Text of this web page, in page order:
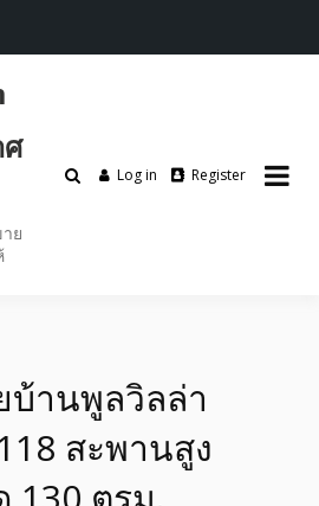
ย
Log in Register
บ้านพูลวิลล่า
สะพานสูง